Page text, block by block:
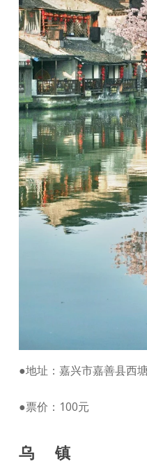
●地址：嘉兴市嘉善县西
●票价：100元
乌 镇